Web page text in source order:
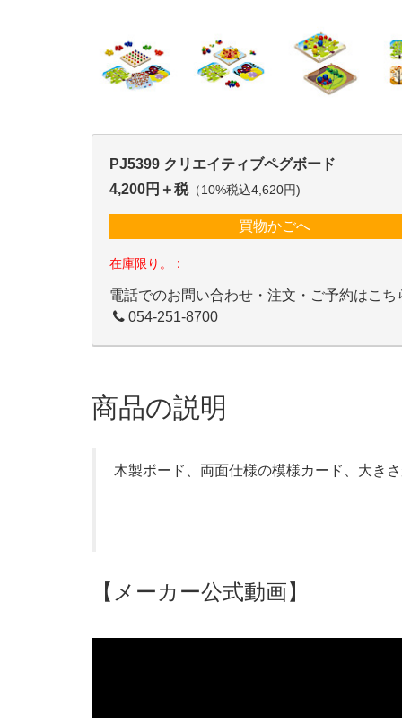
PJ5399 クリエイティブペグボード
4,200円＋税（10%税込4,620円)
買物かごへ
在庫限り。：
電話でのお問い合わせ・注文・ご予約はこち
054-251-8700
商品の説明
木製ボード、両面仕様の模様カード、大き
【メーカー公式動画】